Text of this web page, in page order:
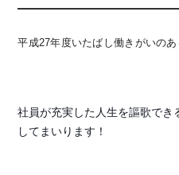
平成27年度いたばし働きがいの
社員が充実した人生を謳歌でき
してまいります！